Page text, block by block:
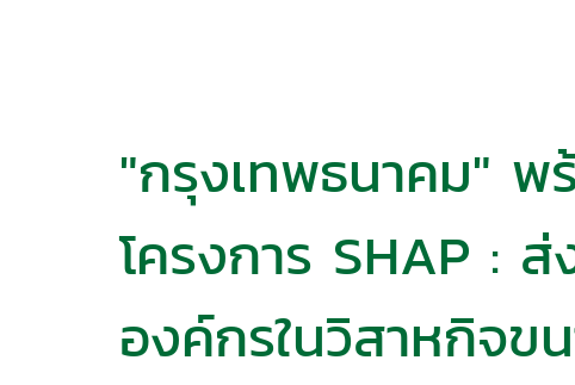
"กรุงเทพธนาคม" พ
โครงการ SHAP : ส่
องค์กรในวิสาหกิจข